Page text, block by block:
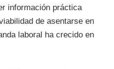
información práctica
de asentarse en
laboral ha crecido en